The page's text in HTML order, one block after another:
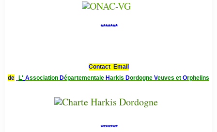
*******
Contact Email
de
L' Association Départementale Harkis Dordogne Veuves et Orphelins
*******